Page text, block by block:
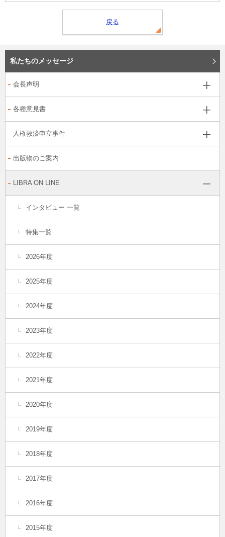
戻る
私たちのメッセージ
会長声明
各種意見書
人権救済申立事件
出版物のご案内
LIBRA ON LINE
インタビュー 一覧
特集一覧
2026年度
2025年度
2024年度
2023年度
2022年度
2021年度
2020年度
2019年度
2018年度
2017年度
2016年度
2015年度